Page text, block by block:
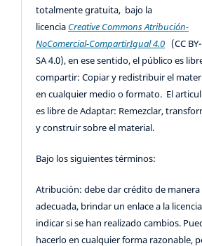
totalmente gratuita, bajo la
licencia Creative Commons Atribución-
NoComercial-CompartirIgual 4.0 (CC
SA 4.0), en ese sentido, el público es
compartir: Copiar y redistribuir el
en cualquier medio o formato. El
es libre de Adaptar: Remezclar,
y construir sobre el material.
Bajo los siguientes términos:
Atribución: debe dar crédito de manera
adecuada, brindar un enlace a la
indicar si se han realizado cambios.
hacerlo en cualquier forma razonable,